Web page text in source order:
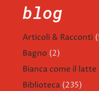
blog
Articoli & Racconti
Bagno (2)
Bianca come il latte
Biblioteca (235)